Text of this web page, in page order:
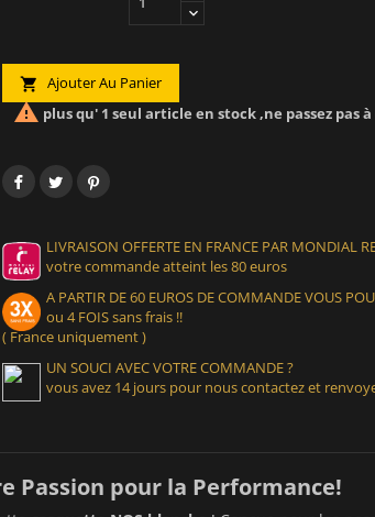
 Ajouter Au Panier
 plus qu' 1 seul article en stock ,ne passez pas
LIVRAISON OFFERTE EN FRANCE PAR MONDIAL
votre commande atteint les 80 euros
A PARTIR DE 60 EUROS DE COMMANDE VOUS
ou 4 FOIS sans frais !!
( France uniquement )
UN SOUCI AVEC VOTRE COMMANDE ?
vous avez 14 jours pour nous contactez et
Passion pour la Performance!